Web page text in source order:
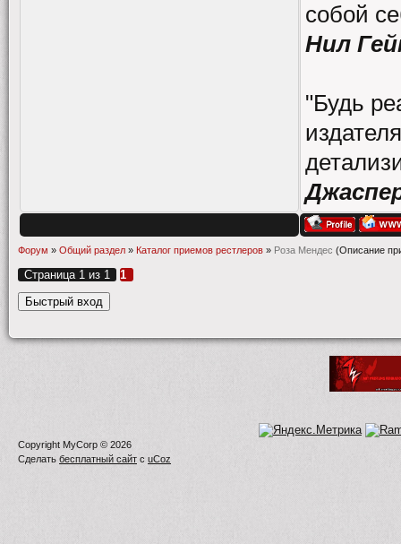
собой
Нил
"Будь
Форум » Общий раздел » Каталог приемов рестлеров » Роза Мендес (Описание
Страница 1 из 1 1
Copyright MyCorp © 2026
Сделать бесплатный сайт с uCoz